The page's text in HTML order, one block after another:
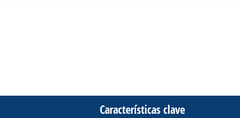
Características clave